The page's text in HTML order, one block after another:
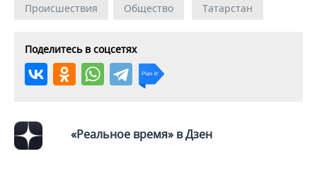
Происшествия Общество Татарстан
Поделитесь в соцсетях
«Реальное время» в Дзен